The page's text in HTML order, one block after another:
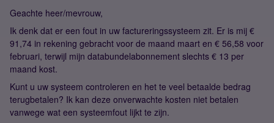
Geachte heer/mevrouw,
Ik denk dat er een fout in uw factureringssysteem zit. Er is mij €
91,74 in rekening gebracht voor de maand maart en € 56,58 voor
februari, terwijl mijn databundelabonnement slechts € 13 per
maand kost.
Kunt u uw systeem controleren en het te veel betaalde bedrag
terugbetalen? Ik kan deze onverwachte kosten niet betalen
vanwege wat een systeemfout lijkt te zijn.